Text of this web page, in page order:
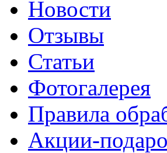
Новости
Отзывы
Статьи
Фотогалерея
Правила
Акции-